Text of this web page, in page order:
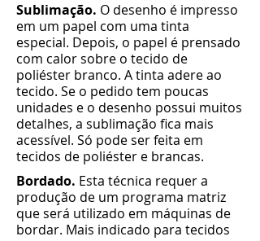
Sublimação. O desenho é impresso
em um papel com uma tinta
especial. Depois, o papel é prensado
com calor sobre o tecido de
poliéster branco. A tinta adere ao
tecido. Se o pedido tem poucas
unidades e o desenho possui muitos
detalhes, a sublimação fica mais
acessível. Só pode ser feita em
tecidos de poliéster e brancas.
Bordado. Esta técnica requer a
produção de um programa matriz
que será utilizado em máquinas de
bordar. Mais indicado para tecidos